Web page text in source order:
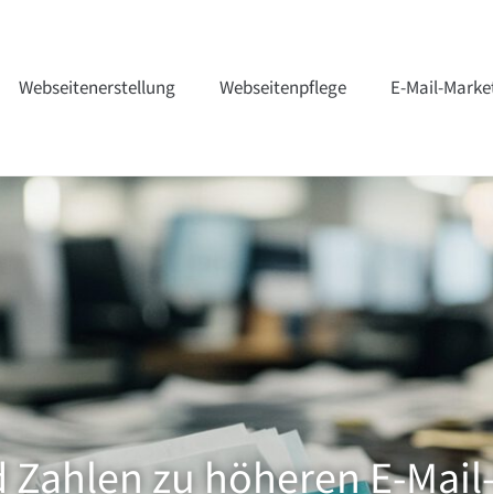
Webseitenerstellung Webseitenpflege E-Mail-
Zahlen zu höheren E-